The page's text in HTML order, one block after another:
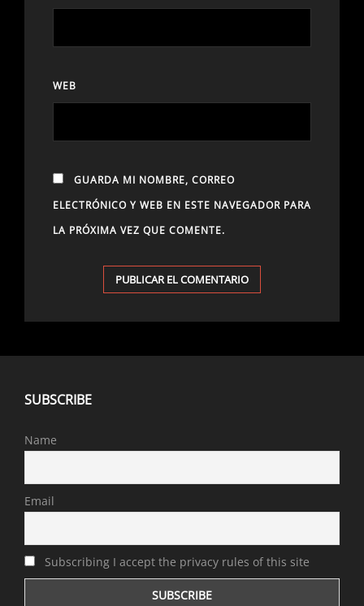
WEB
GUARDA MI NOMBRE, CORREO
ELECTRÓNICO Y WEB EN ESTE NAVEGADOR PARA
LA PRÓXIMA VEZ QUE COMENTE.
SUBSCRIBE
Name
Email
Subscribing I accept the privacy rules of this site